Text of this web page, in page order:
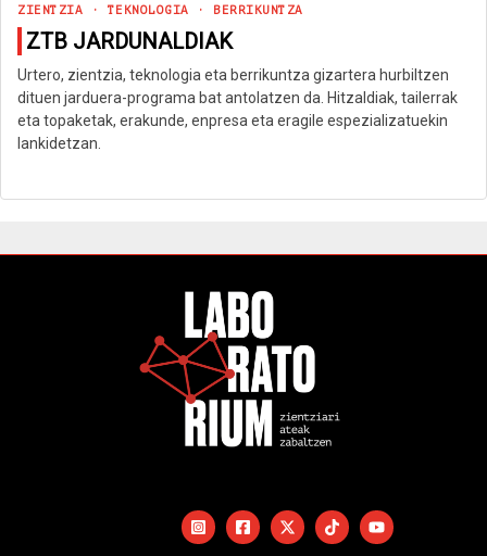
ZIENTZIA · TEKNOLOGIA · BERRIKUNTZA
ZTB JARDUNALDIAK
Urtero, zientzia, teknologia eta berrikuntza gizartera hurbiltzen
dituen jarduera-programa bat antolatzen da. Hitzaldiak, tailerrak
eta topaketak, erakunde, enpresa eta eragile espezializatuekin
lankidetzan.